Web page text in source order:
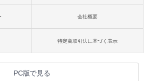
会社概要
特定商取引法に基づく表示
PC版で見る